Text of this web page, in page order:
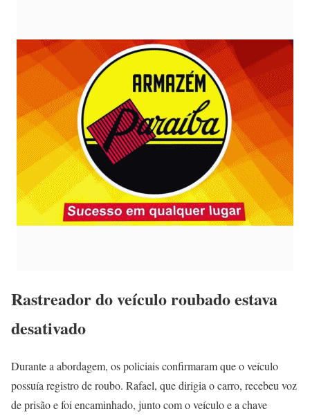
Rastreador do veículo roubado estava
desativado
Durante a abordagem, os policiais confirmaram que o veículo
possuía registro de roubo. Rafael, que dirigia o carro, recebeu voz
de prisão e foi encaminhado, junto com o veículo e a chave